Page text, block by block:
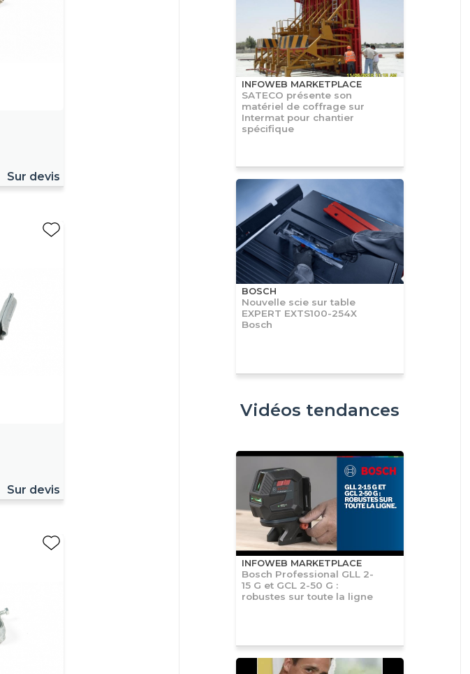
Sur devis
Sur devis
INFOWEB MARKETPLACE
SATECO présente son
matériel de coffrage sur
Intermat pour chantier
spécifique
BOSCH
Nouvelle scie sur table
EXPERT EXTS100-254X
Bosch
Vidéos tendances
INFOWEB MARKETPLACE
Bosch Professional GLL 2-
15 G et GCL 2-50 G :
robustes sur toute la ligne